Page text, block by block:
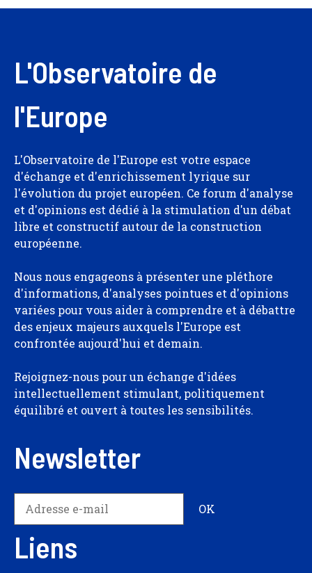
L'Observatoire de
l'Europe
L'Observatoire de l'Europe est votre espace
d'échange et d'enrichissement lyrique sur
l'évolution du projet européen. Ce forum d'analyse
et d'opinions est dédié à la stimulation d'un débat
libre et constructif autour de la construction
européenne.
Nous nous engageons à présenter une pléthore
d'informations, d'analyses pointues et d'opinions
variées pour vous aider à comprendre et à débattre
des enjeux majeurs auxquels l'Europe est
confrontée aujourd'hui et demain.
Rejoignez-nous pour un échange d'idées
intellectuellement stimulant, politiquement
équilibré et ouvert à toutes les sensibilités.
Newsletter
Liens